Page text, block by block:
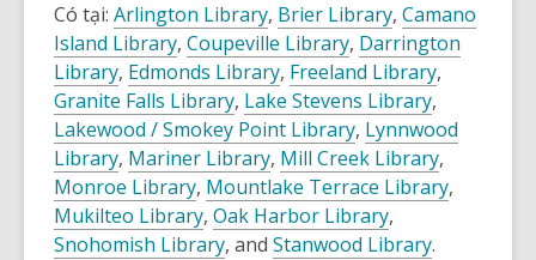
Có tại: Arlington Library, Brier Library, Camano
Island Library, Coupeville Library, Darrington
Library, Edmonds Library, Freeland Library,
Granite Falls Library, Lake Stevens Library,
Lakewood / Smokey Point Library, Lynnwood
Library, Mariner Library, Mill Creek Library,
Monroe Library, Mountlake Terrace Library,
Mukilteo Library, Oak Harbor Library,
Snohomish Library, and Stanwood Library.